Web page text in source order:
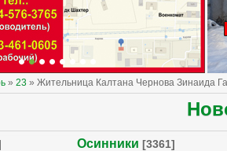
» 23 » Жительница Калтана Чернова Зинаида
Осинники [3361]